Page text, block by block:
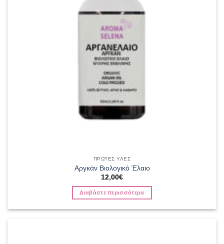
ΠΡΩΤΕΣ ΥΛΕΣ
Αργκάν Βιολογικό Έλαιο
12,00€
Διαβάστε περισσότερα